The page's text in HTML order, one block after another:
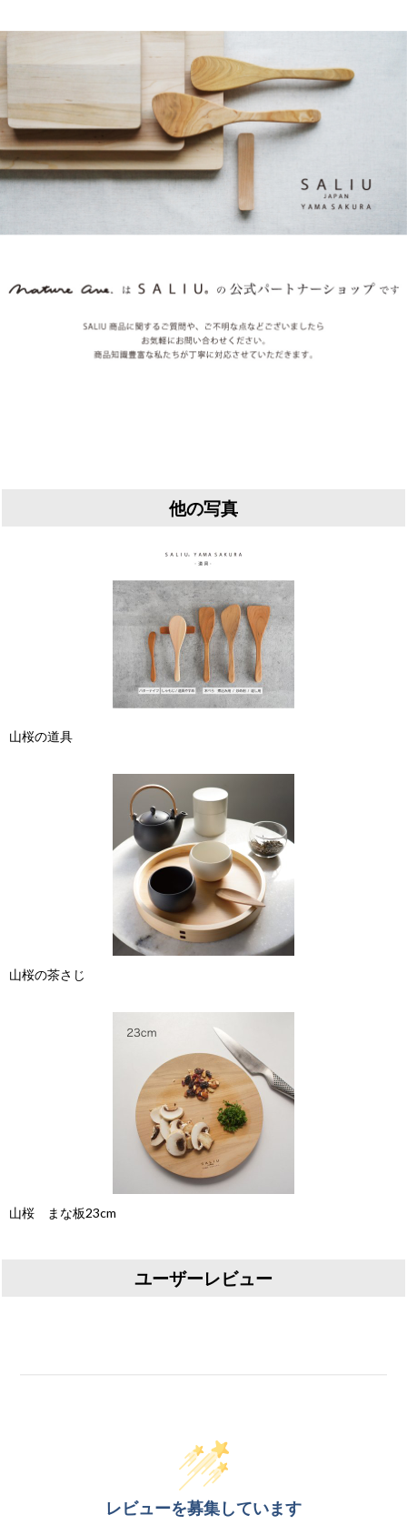
他の写真
山桜の道具
山桜の茶さじ
山桜 まな板23cm
ユーザーレビュー
レビューを募集しています